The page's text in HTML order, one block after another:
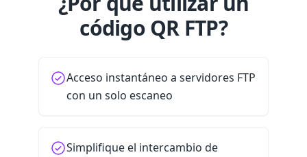
código QR FTP?
Acceso instantáneo a servidores FTP
con un solo escaneo
Simplifique el intercambio de